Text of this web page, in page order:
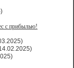
с прибылью!